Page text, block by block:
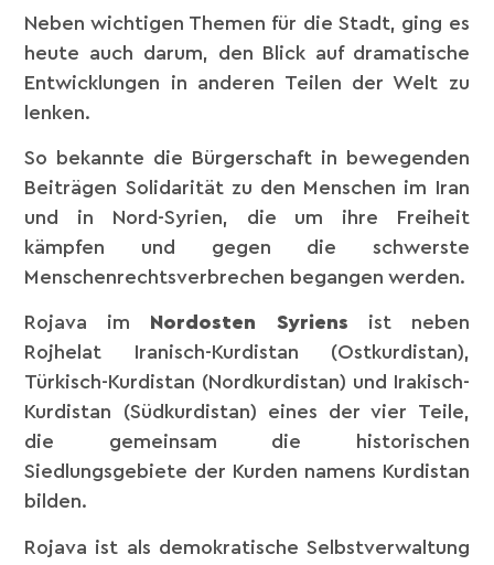
Neben wichtigen Themen für die Stadt, ging es
heute auch darum, den Blick auf dramatische
Entwicklungen in anderen Teilen der Welt zu
lenken.
So bekannte die Bürgerschaft in bewegenden
Beiträgen Solidarität zu den Menschen im Iran
und in Nord-Syrien, die um ihre Freiheit
kämpfen und gegen die schwerste
Menschenrechtsverbrechen begangen werden.
Rojava im Nordosten Syriens ist neben
Rojhelat Iranisch-Kurdistan (Ostkurdistan),
Türkisch-Kurdistan (Nordkurdistan) und Irakisch-
Kurdistan (Südkurdistan) eines der vier Teile,
die gemeinsam die historischen
Siedlungsgebiete der Kurden namens Kurdistan
bilden.
Rojava ist als demokratische Selbstverwaltung